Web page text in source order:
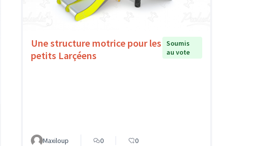
Une structure motrice pour les
petits Larçéens
Soumis
au vote
Maxiloup 0 0